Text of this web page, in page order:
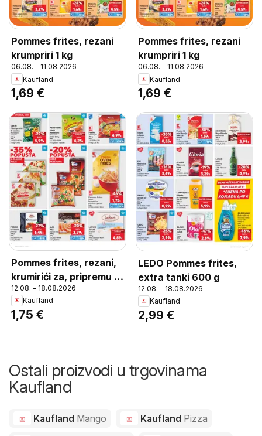
Pommes frites, rezani
krumpriri 1 kg
06.08. - 11.08.2026
Kaufland
1,69 €
Pommes frites, rezani
krumpriri 1 kg
06.08. - 11.08.2026
Kaufland
1,69 €
Pommes frites, rezani,
krumirići za, pripremu u
pećnici, 1 kg
12.08. - 18.08.2026
Kaufland
1,75 €
LEDO Pommes frites,
extra tanki 600 g
12.08. - 18.08.2026
Kaufland
2,99 €
Ostali proizvodi u trgovinama
Kaufland
Kaufland Mango Kaufland Pizza